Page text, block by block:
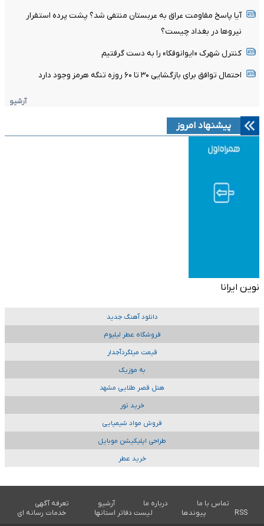
آیا پاسخ مقاومت عراق به عربستان منتفی شد؟ پشت پرده استقرار
نیروها در بغداد چیست؟
کنترل شهرک «ایوانوفکا» را به دست گرفتیم
احتمال توافق برای بازگشایی ۳۰ تا ۶۰ روزه تنگه هرمز وجود دارد
آرشیو
پیشنهاد امروز
نوین ایرانا
دانلود آهنگ جدید
فروشگاه عطر لیلیوم
قیمت میلگردآجدار
به موزیک
هتل قصر طلایی مشهد
خرید تور
فروش مواد شیمیایی
طراحی اپلیکیشن موبایل
خرید عطر
تماس با ما درباره ما آرشیو
تعرفه آگهی
RSS
پیوندها لیست دفاتر استانها خدمات رسانه ای